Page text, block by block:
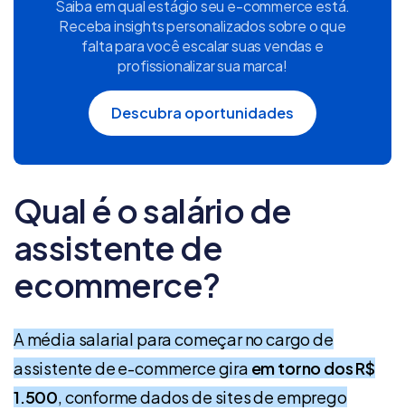
Saiba em qual estágio seu e-commerce está.
Receba insights personalizados sobre o que
falta para você escalar suas vendas e
profissionalizar sua marca!
Descubra oportunidades
Qual é o salário de
assistente de
ecommerce?
A média salarial para começar no cargo de
assistente de e-commerce gira em torno dos R$
1.500, conforme dados de sites de emprego